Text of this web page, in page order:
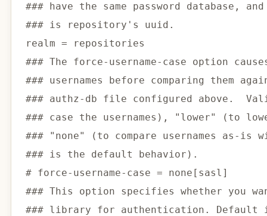
### have the same password database,
### is repository's uuid.
realm =
### The force-username-case option
### usernames before comparing them
### authz-db file configured above.
### case the usernames), "lower" (to
### "none" (to compare usernames as-is
### is the default behavior).
# force-username-case = none [ sasl ]
### This option specifies whether you
### library for authentication.